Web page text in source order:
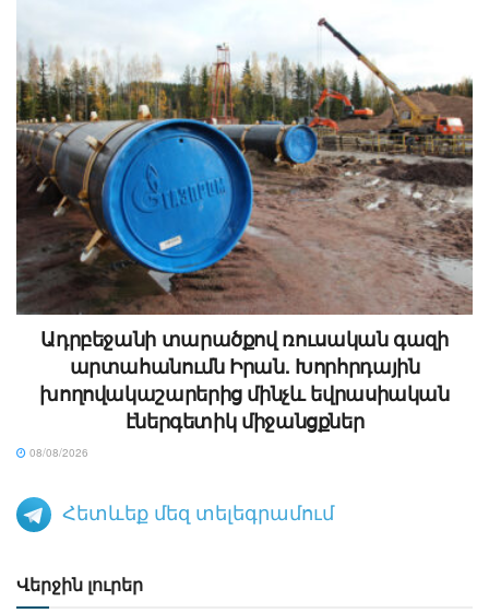
Ադրբեջանի տարածքով ռուսական գազի
արտահանումն Իրան. Խորհրդային
խողովակաշարերից մինչև եվրասիական
էներգետիկ միջանցքներ
08/08/2026
Հետևեք մեզ տելեգրամում
Վերջին լուրեր